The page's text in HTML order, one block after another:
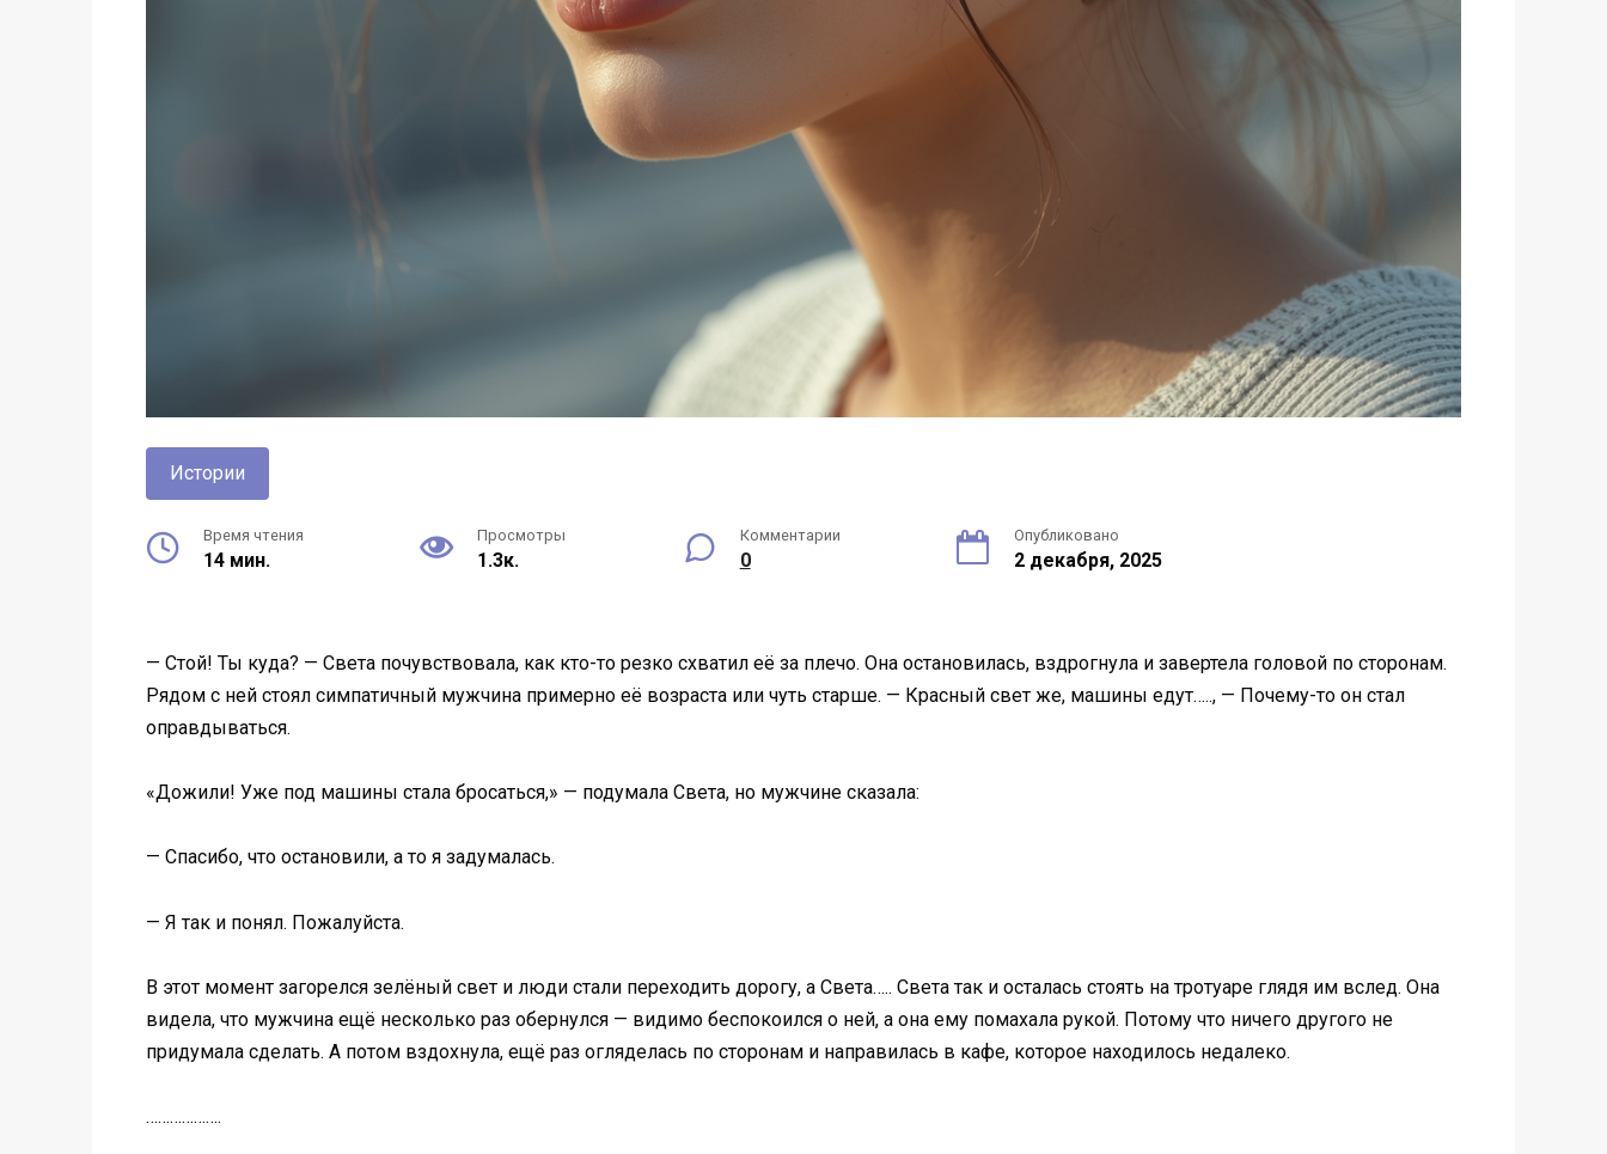
Истории
Время чтения
14 мин.
Просмотры
1.3к.
Комментарии
0
Опубликовано
2 декабря, 2025
— Стой! Ты куда? — Света почувствовала, как кто-то резко схватил еë за плечо. Она остановилась, вздрогнула и завертела головой по сторонам.
Рядом с ней стоял симпатичный мужчина примерно еë возраста или чуть старше. — Красный свет же, машины едут….., — Почему-то он стал
оправдываться.
«Дожили! Уже под машины стала бросаться,» — подумала Света, но мужчине сказала:
— Спасибо, что остановили, а то я задумалась.
— Я так и понял. Пожалуйста.
В этот момент загорелся зелёный свет и люди стали переходить дорогу, а Света….. Света так и осталась стоять на тротуаре глядя им вслед. Она
видела, что мужчина ещё несколько раз обернулся — видимо беспокоился о ней, а она ему помахала рукой. Потому что ничего другого не
придумала сделать. А потом вздохнула, ещё раз огляделась по сторонам и направилась в кафе, которое находилось недалеко.
……………….